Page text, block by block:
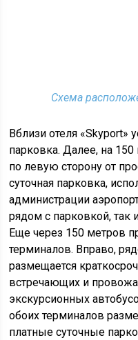
Схема
Вблизи отеля «Skyport»
парковка. Далее, на
по левую сторону от
суточная парковка,
администрации
рядом с парковкой, так
Еще через 150 метров
терминалов. Вправо,
размещается
встречающих и
экскурсионных
обоих терминалов
платные суточные